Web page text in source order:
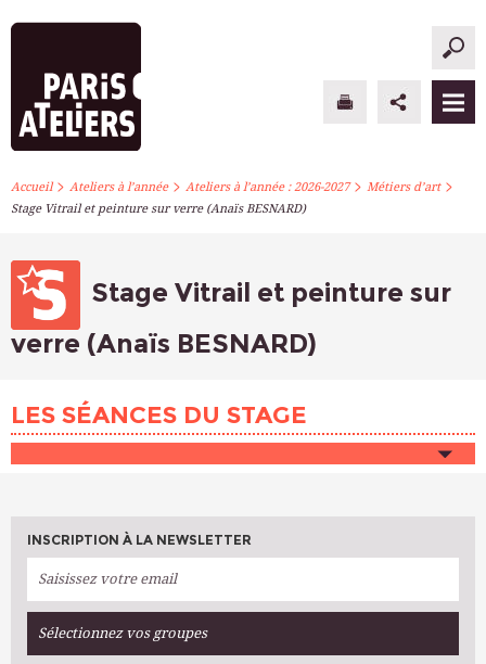
PARIS ATELIERS
ATELIERS À L’ANNÉE
STAGES PONCTUELS
S’INSCRIRE
Accueil> Ateliers à l’année> Ateliers à l’année : 2026-2027> Métiers d’art>
Stage Vitrail et peinture sur verre (Anaïs BESNARD)
Stage Vitrail et peinture sur
verre (Anaïs BESNARD)
LES SÉANCES DU STAGE
INSCRIPTION À LA NEWSLETTER
Sélectionnez vos groupes